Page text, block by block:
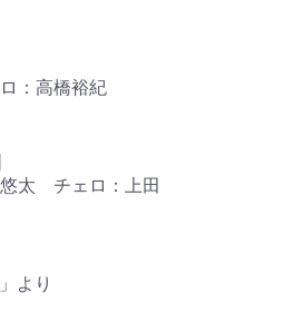
：高橋裕紀
太 チェロ：上田
より